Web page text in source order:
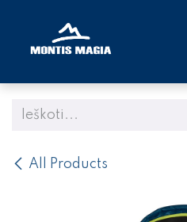
All Products